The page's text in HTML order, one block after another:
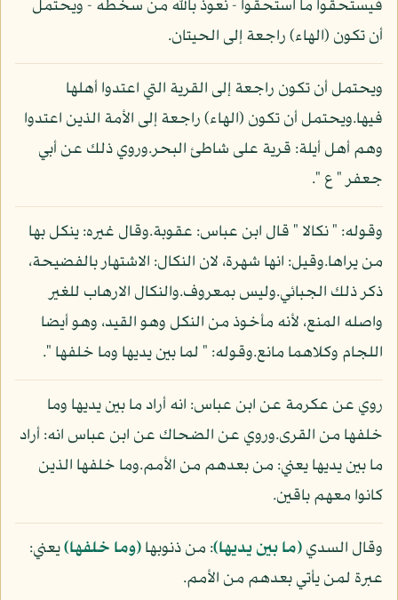
فيستحقوا ما استحقوا - نعوذ بالله من سخطه - ويحتمل
أن تكون (الهاء) راجعة إلى الحيتان.
ويحتمل أن تكون راجعة إلى القرية التي اعتدوا أهلها
فيها.ويحتمل أن تكون (الهاء) راجعة إلى الأمة الذين اعتدوا
وهم أهل أيلة: قرية على شاطئ البحر.وروي ذلك عن أبي
جعفر " ع ".
وقوله: " نكالا " قال ابن عباس: عقوبة.وقال غيره: ينكل بها
من يراها.وقيل: انها شهرة، لان النكال: الاشتهار بالفضيحة،
ذكر ذلك الجبائي.وليس بمعروف.والنكال الارهاب للغير
واصله المنع، لأنه مأخوذ من النكل وهو القيد، وهو أيضا
اللجام وكلاهما مانع.وقوله: " لما بين يديها وما خلفها ".
روي عن عكرمة عن ابن عباس: انه أراد ما بين يديها وما
خلفها من القرى.وروي عن الضحاك عن ابن عباس انه: أراد
ما بين يديها يعني: من بعدهم من الأمم.وما خلفها الذين
كانوا معهم باقين.
وقال السدي(ما بين يديها): من ذنوبها(وما خلفها)يعني:
عبرة لمن يأتي بعدهم من الأمم.